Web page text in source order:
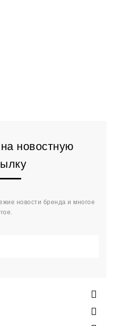
новостную
новости бренда и многое